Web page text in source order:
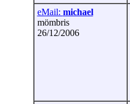
eMail: michael
mömbris
26/12/2006